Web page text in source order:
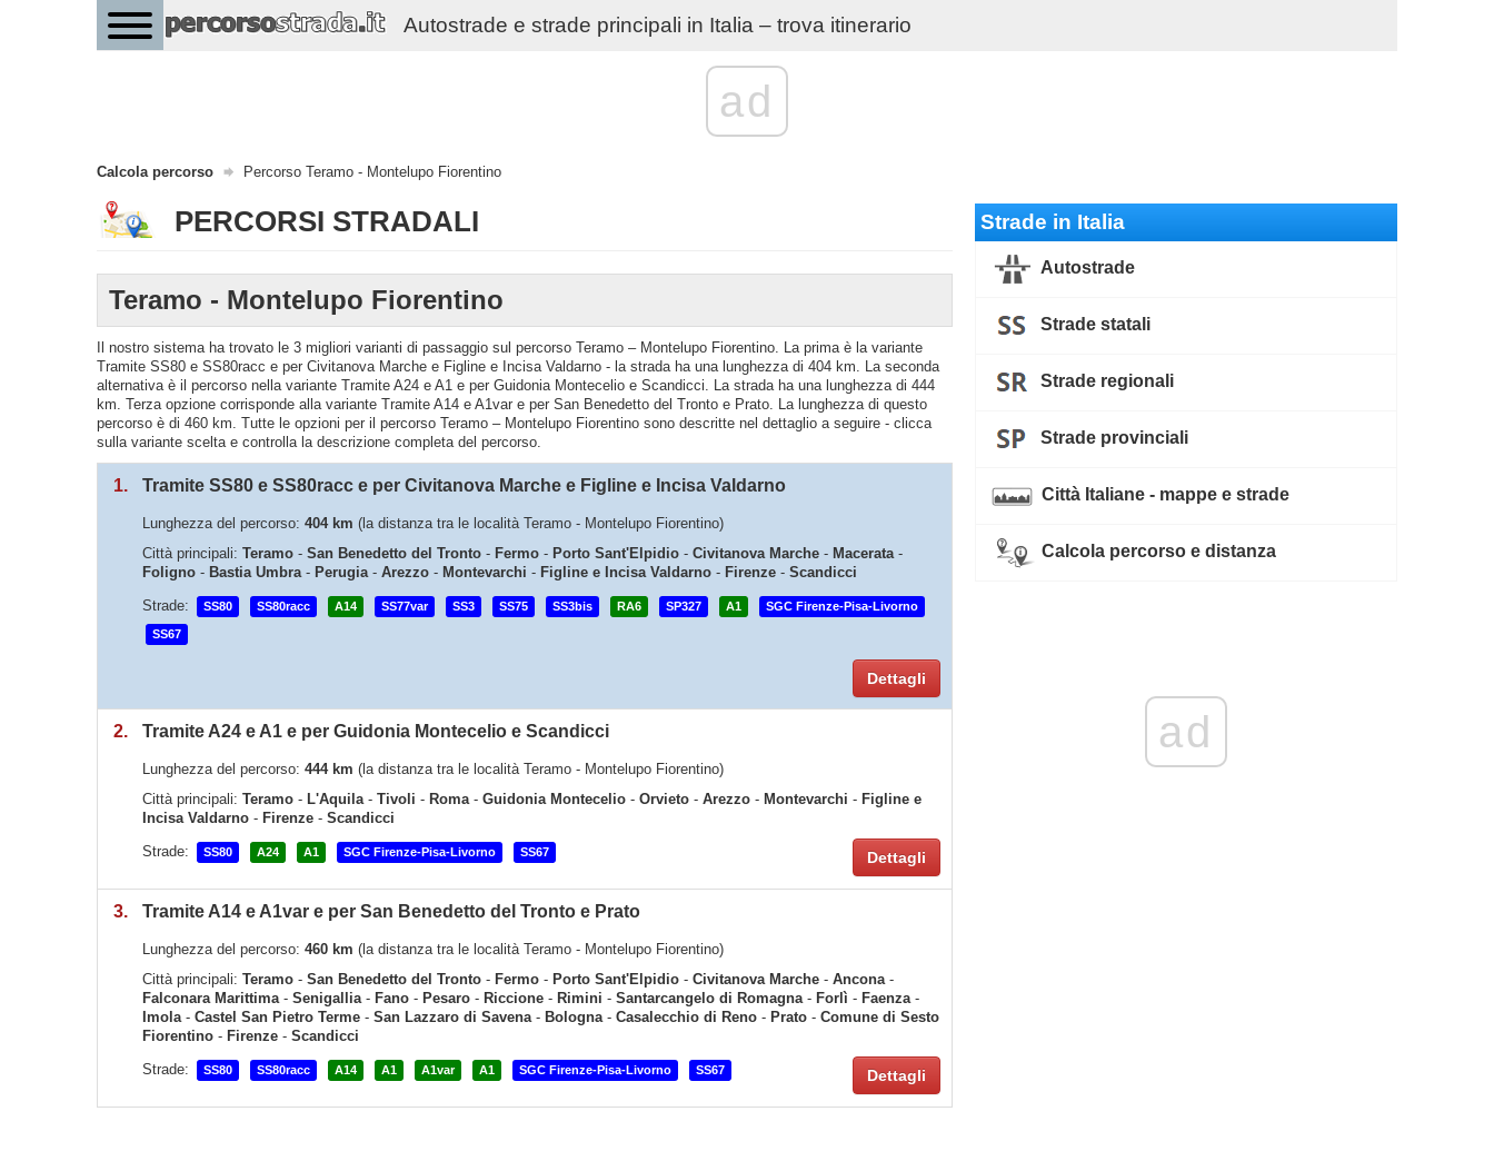
Autostrade e strade principali in Italia – trova itinerario
ad
Calcola percorso Percorso Teramo - Montelupo Fiorentino
PERCORSI STRADALI
Teramo - Montelupo Fiorentino
Il nostro sistema ha trovato le 3 migliori varianti di passaggio sul percorso Teramo – Montelupo Fiorentino. La prima è la variante
Tramite SS80 e SS80racc e per Civitanova Marche e Figline e Incisa Valdarno - la strada ha una lunghezza di 404 km. La seconda
alternativa è il percorso nella variante Tramite A24 e A1 e per Guidonia Montecelio e Scandicci. La strada ha una lunghezza di 444
km. Terza opzione corrisponde alla variante Tramite A14 e A1var e per San Benedetto del Tronto e Prato. La lunghezza di questo
percorso è di 460 km. Tutte le opzioni per il percorso Teramo – Montelupo Fiorentino sono descritte nel dettaglio a seguire - clicca
sulla variante scelta e controlla la descrizione completa del percorso.
1. Tramite SS80 e SS80racc e per Civitanova Marche e Figline e Incisa Valdarno
Lunghezza del percorso: 404 km (la distanza tra le località Teramo - Montelupo Fiorentino)
Città principali: Teramo - San Benedetto del Tronto - Fermo - Porto Sant'Elpidio - Civitanova Marche - Macerata-
Foligno - Bastia Umbra- Perugia- Arezzo - Montevarchi - Figline e Incisa Valdarno - Firenze - Scandicci
Strade:
SS80 SS80racc A14 SS77var SS3 SS75 SS3bis RA6 SP327 A1 SGC Firenze-Pisa-Livorno
SS67
Dettagli
2. Tramite A24 e A1 e per Guidonia Montecelio e Scandicci
Lunghezza del percorso: 444 km (la distanza tra le località Teramo - Montelupo Fiorentino)
Città principali: Teramo - L'Aquila- Tivoli - Roma- Guidonia Montecelio - Orvieto - Arezzo - Montevarchi - Figline e
Incisa Valdarno - Firenze - Scandicci
Strade:
SS80 A24 A1 SGC Firenze-Pisa-Livorno SS67 Dettagli
3. Tramite A14 e A1var e per San Benedetto del Tronto e Prato
Lunghezza del percorso: 460 km (la distanza tra le località Teramo - Montelupo Fiorentino)
Città principali: Teramo - San Benedetto del Tronto - Fermo - Porto Sant'Elpidio - Civitanova Marche - Ancona-
Falconara Marittima- Senigallia- Fano - Pesaro - Riccione - Rimini - Santarcangelo di Romagna- Forlì - Faenza-
Imola- Castel San Pietro Terme - San Lazzaro di Savena- Bologna- Casalecchio di Reno - Prato - Comune di Sesto
Fiorentino - Firenze - Scandicci
Strade:
SS80 SS80racc A14 A1 A1var A1 SGC Firenze-Pisa-Livorno SS67 Dettagli
Strade in Italia
Autostrade
Strade statali
Strade regionali
Strade provinciali
Città Italiane - mappe e strade
Calcola percorso e distanza
ad